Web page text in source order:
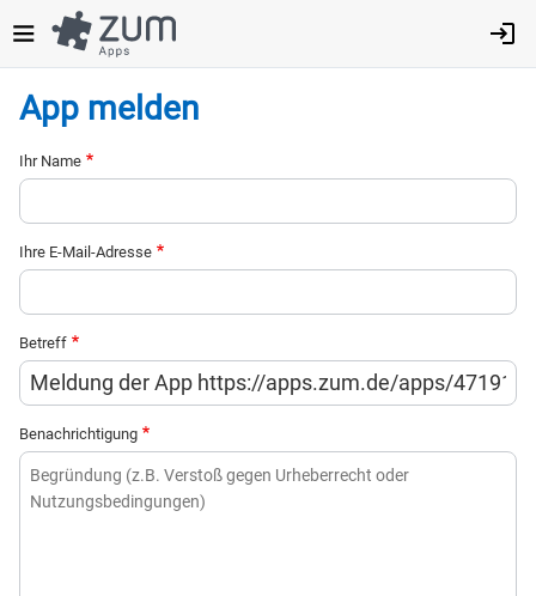
zum
Inhalt
App melden
Ihr Name
Ihre E-Mail-Adresse
Betreff
Benachrichtigung